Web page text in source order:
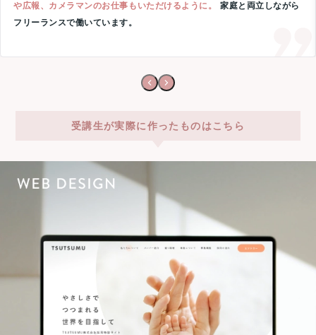
や広報、カメラマンのお仕事もいただけるように。
家庭と両立しながら
フリーランスで働いています。
受講生が実際に作ったものはこちら